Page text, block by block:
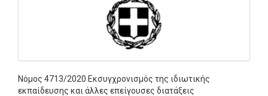
Νόμος 4713/2020 Εκσυγχρονισμός της ιδιωτικής
εκπαίδευσης και άλλες επείγουσες διατάξεις